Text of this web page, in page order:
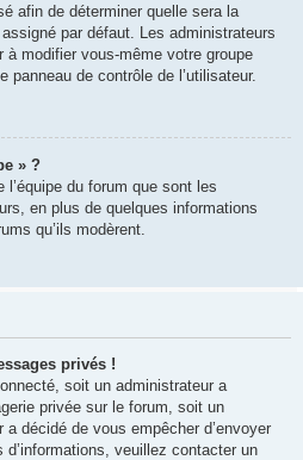
afin de déterminer quelle sera la
par défaut. Les administrateurs
modifier vous-même votre groupe
panneau de contrôle de l’utilisateur.
» ?
du forum que sont les
en plus de quelques informations
qu’ils modèrent.
privés !
soit un administrateur a
privée sur le forum, soit un
décidé de vous empêcher d’envoyer
veuillez contacter un